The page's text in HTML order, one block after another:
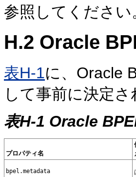
参照してください
H.2 Oracle
表H-1に、Oracle
して事前に決定
表H-1 Oracle
プロパティ名
bpel.metadata